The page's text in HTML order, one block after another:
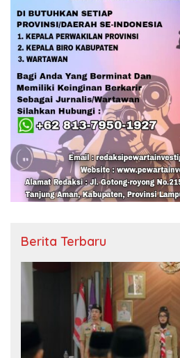
Berita Terbaru